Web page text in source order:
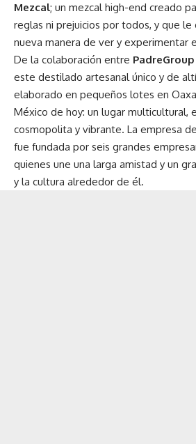
Mezcal; un mezcal high-end creado
reglas ni prejuicios por todos, y que le
nueva manera de ver y experimentar
De la colaboración entre PadreGroup
este destilado artesanal único y de
elaborado en pequeños lotes en
México de hoy: un lugar multicultural,
cosmopolita y vibrante. La empresa
fue fundada por seis grandes
quienes une una larga amistad y un
y la cultura alrededor de él.